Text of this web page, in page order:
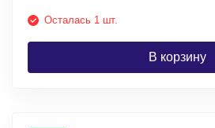
Осталась 1 шт.
В корзину